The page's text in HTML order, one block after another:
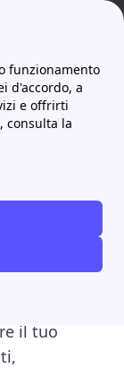
funzionamento
d'accordo, a
e offrirti
consulta la
di
che
troverai
il tuo